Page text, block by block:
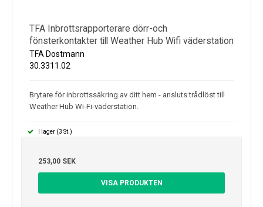
TFA Inbrottsrapporterare dörr-och
fönsterkontakter till Weather Hub Wifi väderstation
TFA Dostmann
30.3311.02
Brytare för inbrottssäkring av ditt hem - ansluts trådlöst till
Weather Hub Wi-Fi-väderstation.
I lager (3 St.)
253,00 SEK
VISA PRODUKTEN